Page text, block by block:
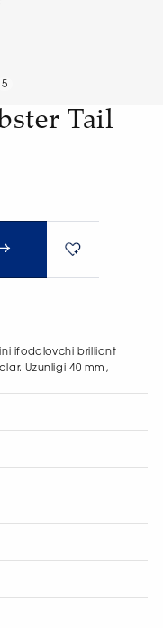
5
Tail
ifodalovchi brilliant
Uzunligi 40 mm,